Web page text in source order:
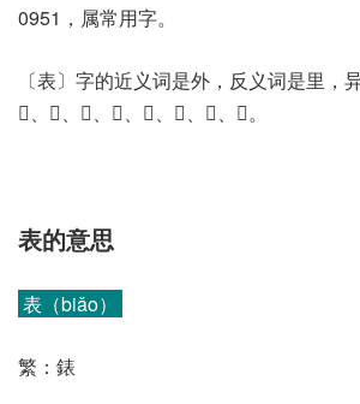
0951，属常用字。
〔表〕字的近义词是外，反义词是里，异
𧘦、𧘰、𧜫、𧞧、𧞯、𧞱、𪊘、𪊬。
表的意思
表（biǎo）
繁：錶